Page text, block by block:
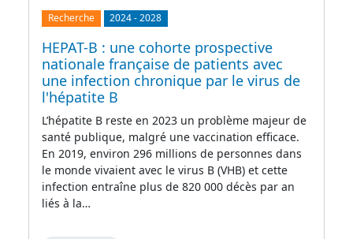
Recherche 2024-2028
HEPAT-B : une cohorte prospective
nationale française de patients avec
une infection chronique par le virus de
l'hépatite B
L’hépatite B reste en 2023 un problème majeur de
santé publique, malgré une vaccination efficace.
En 2019, environ 296 millions de personnes dans
le monde vivaient avec le virus B (VHB) et cette
infection entraîne plus de 820 000 décès par an
liés à la…